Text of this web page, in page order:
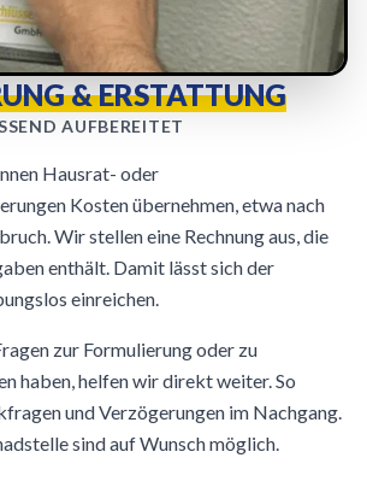
& ERSTATTUNG
AUFBEREITET
Hausrat- oder
Kosten übernehmen, etwa nach
Wir stellen eine Rechnung aus, die
enthält. Damit lässt sich der
einreichen.
zur Formulierung oder zu
haben, helfen wir direkt weiter. So
und Verzögerungen im Nachgang.
sind auf Wunsch möglich.